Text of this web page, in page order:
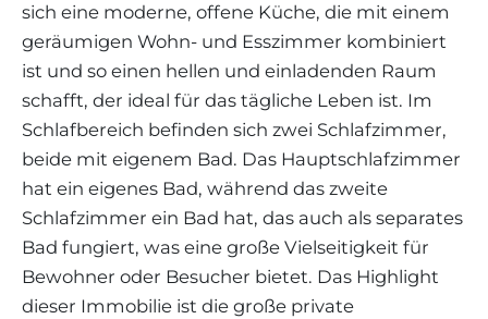
sich eine moderne, offene Küche, die mit einem
geräumigen Wohn- und Esszimmer kombiniert
ist und so einen hellen und einladenden Raum
schafft, der ideal für das tägliche Leben ist. Im
Schlafbereich befinden sich zwei Schlafzimmer,
beide mit eigenem Bad. Das Hauptschlafzimmer
hat ein eigenes Bad, während das zweite
Schlafzimmer ein Bad hat, das auch als separates
Bad fungiert, was eine große Vielseitigkeit für
Bewohner oder Besucher bietet. Das Highlight
dieser Immobilie ist die große private